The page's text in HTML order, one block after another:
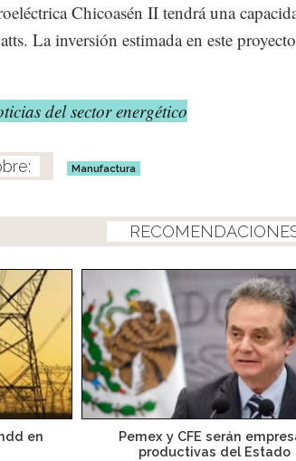
Chicoasén II tendrá una
La inversión estimada en este
del sector energético
Manufactura
en
Pemex y CFE serán
productivas del Estado